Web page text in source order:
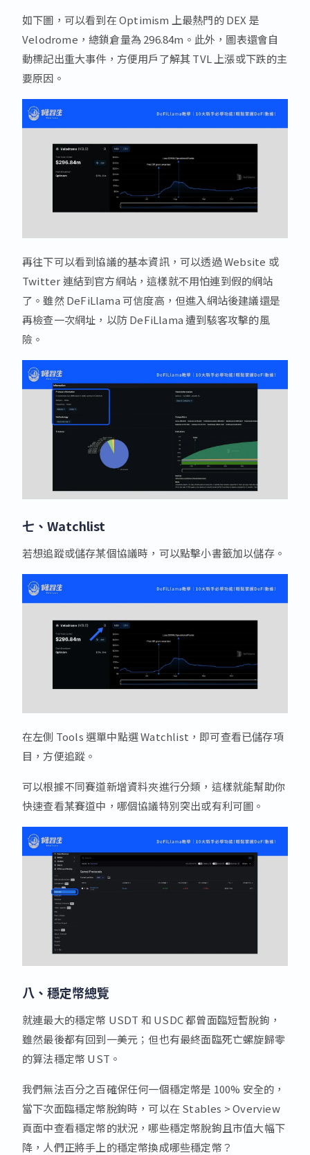
如下圖，可以看到在 Optimism 上最熱門的 DEX 是
Velodrome，總鎖倉量為 296.84m。此外，圖表還會自
動標記出重大事件，方便用戶了解其 TVL 上漲或下跌的主
要原因。
再往下可以看到協議的基本資訊，可以透過 Website 或
Twitter 連結到官方網站，這樣就不用怕連到假的網站
了。雖然 DeFiLlama 可信度高，但進入網站後建議還是
再檢查一次網址，以防 DeFiLlama 遭到駭客攻擊的風
險。
七、Watchlist
若想追蹤或儲存某個協議時，可以點擊小書籤加以儲存。
在左側 Tools 選單中點選 Watchlist，即可查看已儲存項
目，方便追蹤。
可以根據不同賽道新增資料夾進行分類，這樣就能幫助你
快速查看某賽道中，哪個協議特別突出或有利可圖。
八、穩定幣總覽
就連最大的穩定幣 USDT 和 USDC 都曾面臨短暫脫鉤，
雖然最後都有回到一美元；但也有最終面臨死亡螺旋歸零
的算法穩定幣 UST。
我們無法百分之百確保任何一個穩定幣是 100% 安全的，
當下次面臨穩定幣脫鉤時，可以在 Stables > Overview
頁面中查看穩定幣的狀況，哪些穩定幣脫鉤且市值大幅下
降，人們正將手上的穩定幣換成哪些穩定幣？